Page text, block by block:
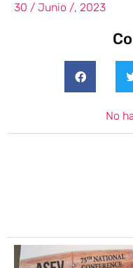
30 / Junio /, 2023
No